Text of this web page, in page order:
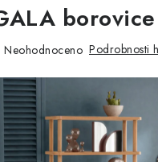
PRACOVNA
Neohodnoceno Podrobnosti